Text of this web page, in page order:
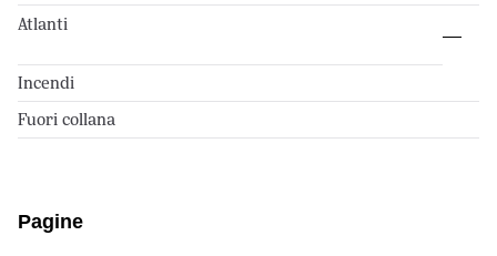
Atlanti
Incendi
Fuori collana
Pagine